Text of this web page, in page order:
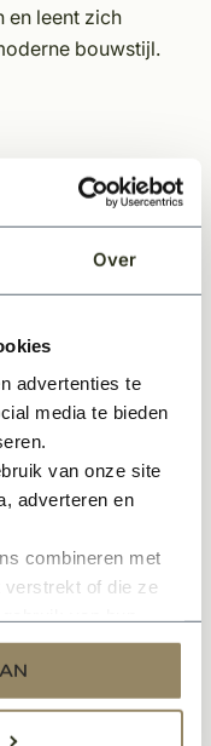
Over
advertenties te
media te bieden
van onze site
adverteren en
combineren met
verstrekt of die ze
en leent zich
bouwstijl.
mm
op maat voor uw
een
voor